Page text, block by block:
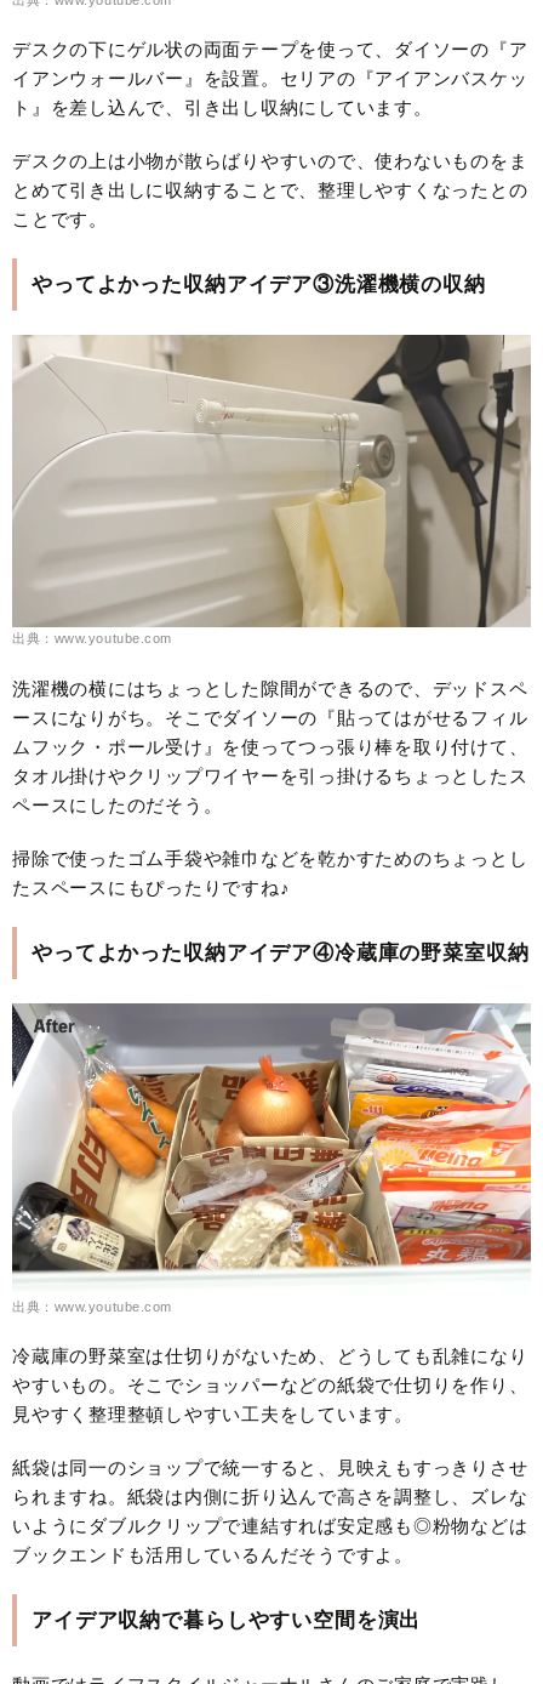
デスクの下にゲル状の両面テープを使って、ダイソーの『ア
イアンウォールバー』を設置。セリアの『アイアンバスケッ
ト』を差し込んで、引き出し収納にしています。
デスクの上は小物が散らばりやすいので、使わないものをま
とめて引き出しに収納することで、整理しやすくなったとの
ことです。
やってよかった収納アイデア③洗濯機横の収納
出典：www.youtube.com
洗濯機の横にはちょっとした隙間ができるので、デッドスペ
ースになりがち。そこでダイソーの『貼ってはがせるフィル
ムフック・ポール受け』を使ってつっ張り棒を取り付けて、
タオル掛けやクリップワイヤーを引っ掛けるちょっとしたス
ペースにしたのだそう。
掃除で使ったゴム手袋や雑巾などを乾かすためのちょっとし
たスペースにもぴったりですね♪
やってよかった収納アイデア④冷蔵庫の野菜室収納
出典：www.youtube.com
冷蔵庫の野菜室は仕切りがないため、どうしても乱雑になり
やすいもの。そこでショッパーなどの紙袋で仕切りを作り、
見やすく整理整頓しやすい工夫をしています。
紙袋は同一のショップで統一すると、見映えもすっきりさせ
られますね。紙袋は内側に折り込んで高さを調整し、ズレな
いようにダブルクリップで連結すれば安定感も◎粉物などは
ブックエンドも活用しているんだそうですよ。
アイデア収納で暮らしやすい空間を演出